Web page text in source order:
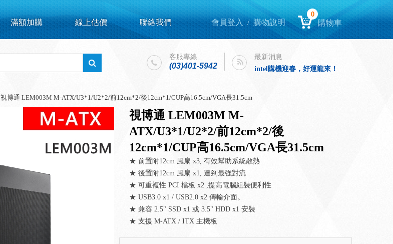
滿額加購 線上估價 聯絡我們 會員登入 /購物說明
0
購物車
客服專線
(03)401-5942
最新消息
Lenovo Yoga book 9i 開箱
intel購機迎春，好運龍來！
視博通 LEM003M M-ATX/U3*1/U2*2/前12cm*2/後12cm*1/CUP高16.5cm/VGA長31.5cm
視博通 LEM003M M-
ATX/U3*1/U2*2/前12cm*2/後
12cm*1/CUP高16.5cm/VGA長31.5cm
★ 前置附12cm 風扇 x3, 有效幫助系統散熱
★ 後置附12cm 風扇 x1, 達到最強對流
★ 可重複性 PCI 檔板 x2 ,提高電腦組裝便利性
★ USB3.0 x1 / USB2.0 x2 傳輸介面。
★ 兼容 2.5" SSD x1 或 3.5" HDD x1 安裝
★ 支援 M-ATX / ITX 主機板